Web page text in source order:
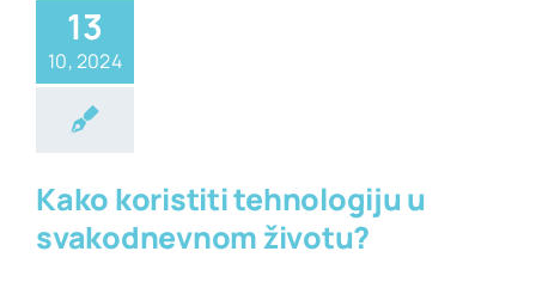
13
10, 2024
Kako koristiti tehnologiju u
svakodnevnom životu?